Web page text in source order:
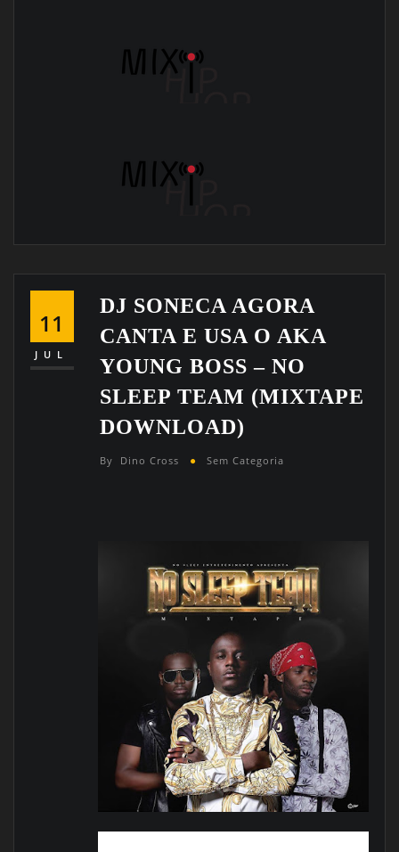
11
JUL
DJ SONECA AGORA
CANTA E USA O AKA
YOUNG BOSS – NO
SLEEP TEAM (MIXTAPE
DOWNLOAD)
By Dino Cross Sem Categoria